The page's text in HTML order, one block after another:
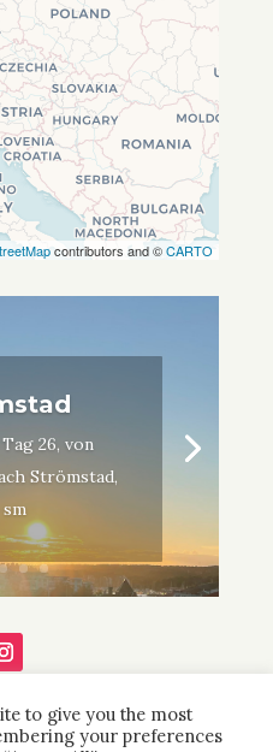
contributors and ©CARTO
Tag 26, von
Strömstad,
sm
to give you the most
your preferences